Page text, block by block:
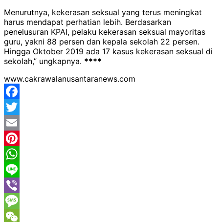
Menurutnya, kekerasan seksual yang terus meningkat
harus mendapat perhatian lebih. Berdasarkan
penelusuran KPAI, pelaku kekerasan seksual mayoritas
guru, yakni 88 persen dan kepala sekolah 22 persen.
Hingga Oktober 2019 ada 17 kasus kekerasan seksual di
sekolah,” ungkapnya. ****
www.cakrawalanusantaranews.com
Facebook
Twitter
Email
Pinterest
WhatsApp
Line
Viber
Message